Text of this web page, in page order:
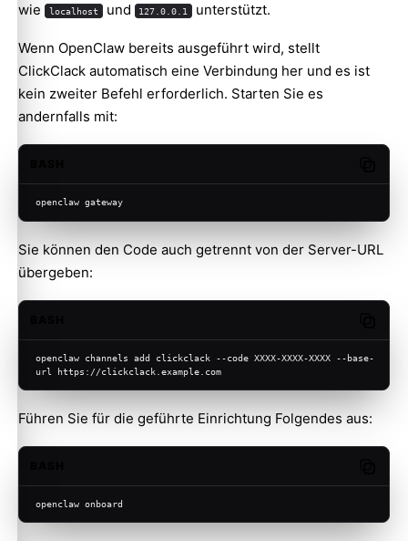
wie
localhost und 127.0.0.1 unterstützt.
Wenn OpenClaw bereits ausgeführt wird, stellt
ClickClack automatisch eine Verbindung her und es ist
kein zweiter Befehl erforderlich. Starten Sie es
andernfalls mit:
openclaw gateway
Sie können den Code auch getrennt von der Server-URL
übergeben:
openclaw channels add clickclack --code XXXX-XXXX-XXXX --base-
url https://clickclack.example.com
Führen Sie für die geführte Einrichtung Folgendes aus:
openclaw onboard